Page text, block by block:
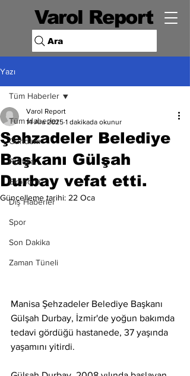
Varol Report
Ara
Yazı
Tüm Haberler
Gündem
Politika
Ekonomi
Dış Haberler
Spor
Son Dakika
Zaman Tüneli
Tüm Haberler
Şehzadeler Belediye
Başkanı Gülşah
Durbay vefat etti.
Varol Report
14 Ara 2025 1 dakikada okunur
Güncelleme tarihi: 22 Oca
Manisa Şehzadeler Belediye Başkanı
Gülşah Durbay, İzmir'de yoğun bakımda
tedavi gördüğü hastanede, 37 yaşında
yaşamını yitirdi.